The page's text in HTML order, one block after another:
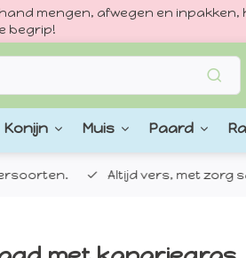
mengen, afwegen en
begrip!
Konijn Muis Paard
Altijd vers, met zorg